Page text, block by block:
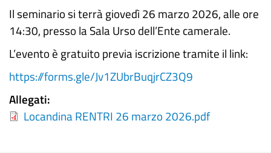
Il seminario si terrà giovedì 26 marzo 2026, alle ore
14:30, presso la Sala Urso dell’Ente camerale.
L’evento è gratuito previa iscrizione tramite il link:
https://forms.gle/Jv1ZUbrBuqjrCZ3Q9
Allegati
Locandina RENTRI 26 marzo 2026.pdf